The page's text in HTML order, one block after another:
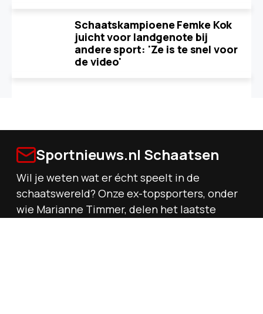
Schaatskampioene Femke Kok
juicht voor landgenote bij
andere sport: 'Ze is te snel voor
de video'